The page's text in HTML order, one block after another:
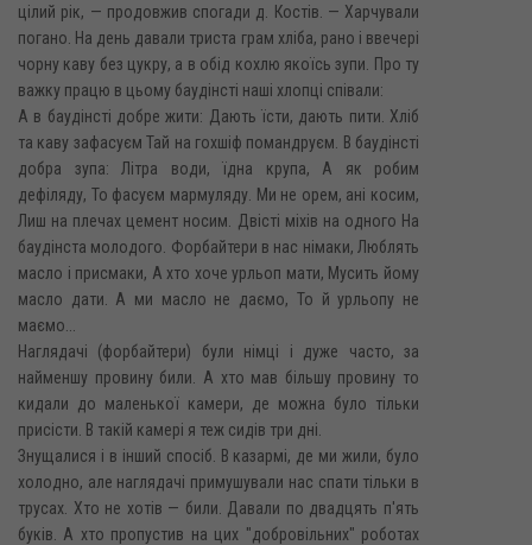
цілий рік, — продовжив спогади д. Костів. — Харчували
погано. На день давали триста грам хліба, рано і ввечері
чорну каву без цукру, а в обід кохлю якоїсь зупи. Про ту
важку працю в цьому баудінсті наші хлопці співали:
А в баудінсті добре жити: Дають їсти, дають пити. Хліб
та каву зафасуєм Тай на гохшіф помандруєм. В баудінсті
добра зупа: Літра води, їдна крупа, А як робим
дефіляду, То фасуєм мармуляду. Ми не орем, ані косим,
Лиш на плечах цемент носим. Двісті міхів на одного На
баудінста молодого. Форбайтери в нас німаки, Люблять
масло і присмаки, А хто хоче урльоп мати, Мусить йому
масло дати. А ми масло не даємо, То й урльопу не
маємо...
Наглядачі (форбайтери) були німці і дуже часто, за
найменшу провину били. А хто мав більшу провину то
кидали до маленької камери, де можна було тільки
присісти. В такій камері я теж сидів три дні.
Знущалися і в інший спосіб. В казармі, де ми жили, було
холодно, але наглядачі примушували нас спати тільки в
трусах. Хто не хотів — били. Давали по двадцять п'ять
буків. А хто пропустив на цих "добровільних" роботах